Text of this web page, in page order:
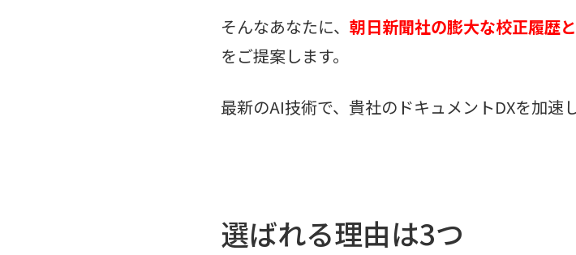
そんなあなたに、 朝日新聞社の膨大な校正履歴
をご提案します。
最新のAI技術で、貴社のドキュメントDXを加速し
選ばれる理由は3つ